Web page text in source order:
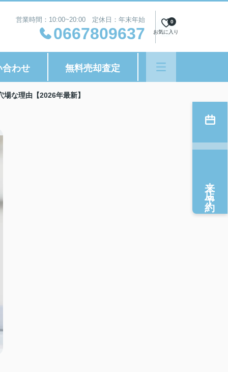
営業時間：10:00~20:00 定休日：年末年始
0667809637 お気に入り
0
合わせ 無料売却査定
な理由【2026年最新】
来店予約